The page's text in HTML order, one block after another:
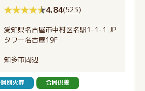
4.84(523)
愛知県名古屋市中村区名駅1-1-1 JP
タワー名古屋19F
知多市周辺
個別火葬 合同供養